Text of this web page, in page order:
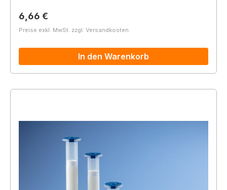
Regulärer Preis:
6,66 €
Preise exkl. MwSt. zzgl. Versandkosten
In den Warenkorb